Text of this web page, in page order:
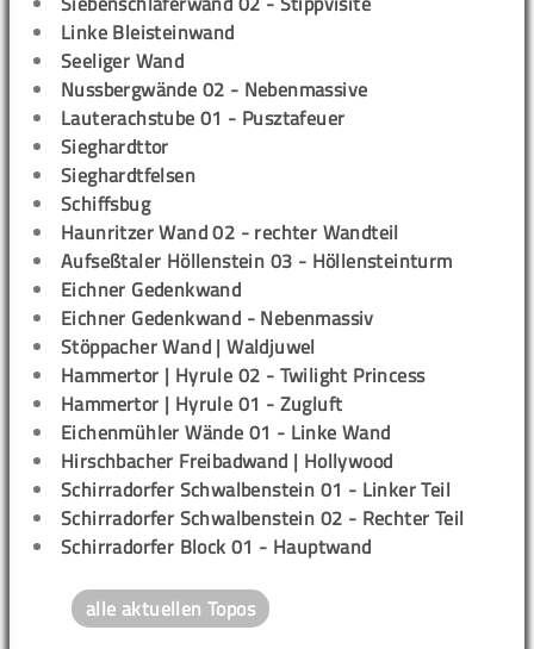
Linke Bleisteinwand
Seeliger Wand
Nussbergwände 02 - Nebenmassive
Lauterachstube 01 - Pusztafeuer
Sieghardttor
Sieghardtfelsen
Schiffsbug
Haunritzer Wand 02 - rechter Wandteil
Aufseßtaler Höllenstein 03 - Höllensteinturm
Eichner Gedenkwand
Eichner Gedenkwand - Nebenmassiv
Stöppacher Wand | Waldjuwel
Hammertor | Hyrule 02 - Twilight Princess
Hammertor | Hyrule 01 - Zugluft
Eichenmühler Wände 01 - Linke Wand
Hirschbacher Freibadwand | Hollywood
Schirradorfer Schwalbenstein 01 - Linker Teil
Schirradorfer Schwalbenstein 02 - Rechter Teil
Schirradorfer Block 01 - Hauptwand
alle aktuellen Topos